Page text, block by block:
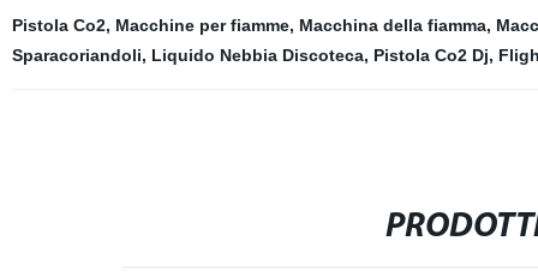
Pistola Co2, Macchine per fiamme, Macchina della fiamma,
Sparacoriandoli, Liquido Nebbia Discoteca, Pistola Co2 Dj,